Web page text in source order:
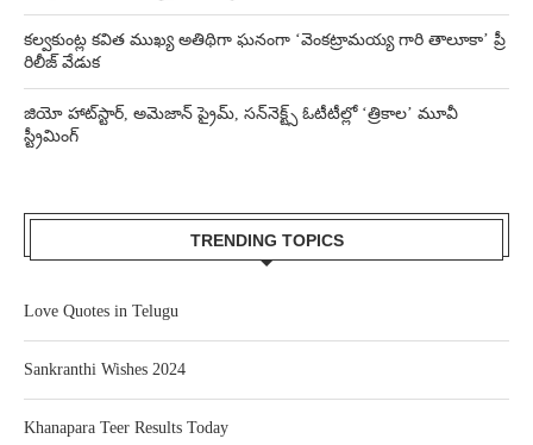
కల్వకుంట్ల కవిత ముఖ్య అతిథిగా ఘనంగా ‘వెంకట్రామయ్య గారి తాలూకా’ ప్రీ
రిలీజ్ వేడుక
జియో హాట్‌స్టార్, అమెజాన్ ప్రైమ్, సన్‌నెక్ట్స్ ఓటీటీల్లో ‘త్రికాల’ మూవీ
స్ట్రీమింగ్
TRENDING TOPICS
Love Quotes in Telugu
Sankranthi Wishes 2024
Khanapara Teer Results Today